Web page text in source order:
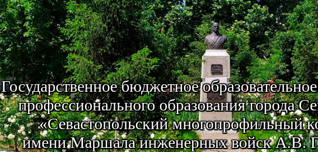
Государственное бюджетное
профессионального образования города
«Севастопольский многопрофильный
имени Маршала инженерных войск А.В.